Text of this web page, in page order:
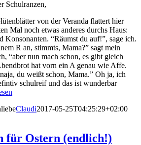
von der Veranda flattert hier
Mal noch etwas anderes durchs Haus:
Konsonanten. “Räumst du auf!”, sage ich.
R an, stimmts, Mama?” sagt mein
“aber nun mach schon, es gibt gleich
hat vorn ein A genau wie Affe.
du weißt schon, Mama.” Oh ja, ich
schulreif und das ist wunderbar
Claudi2017-05-25T04:25:29+02:00
für Ostern (endlich!)